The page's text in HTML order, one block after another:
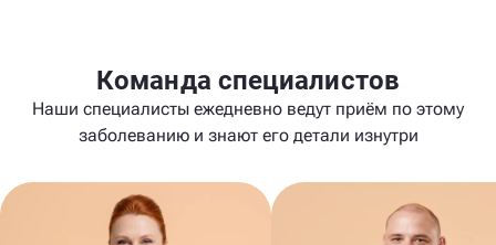
Команда специалистов
Наши специалисты ежедневно ведут приём по этому
заболеванию и знают его детали изнутри